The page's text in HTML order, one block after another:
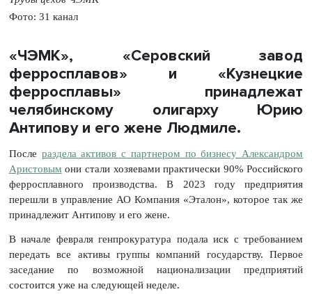
Фото: 31 канал
«ЧЭМК», «Серовский завод
ферросплавов» и «Кузнецкие
ферросплавы» принадлежат
челябинскому олигарху Юрию
Антипову и его жене Людмиле.
После раздела активов с партнером по бизнесу Александром
Аристовым они стали хозяевами практически 90% Российского
ферросплавного производства. В 2023 году предприятия
перешли в управление АО Компания «Эталон», которое так же
принадлежит Антипову и его жене.
В начале февраля генпрокуратура подала иск с требованием
передать все активы группы компаний государству. Первое
заседание по возможной национализации предприятий
состоится уже на следующей неделе.